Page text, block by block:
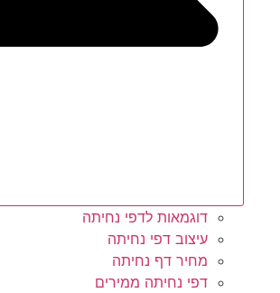
דוגמאות לדפי נחיתה
עיצוב דפי נחיתה
מחיר דף נחיתה
דפי נחיתה ממירים